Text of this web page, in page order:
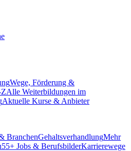
Wege, Förderung &
Alle Weiterbildungen im
Aktuelle Kurse & Anbieter
BranchenGehaltsverhandlungMehr
55+ Jobs & BerufsbilderKarrierewege